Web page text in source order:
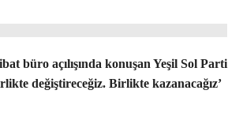
büro açılışında konuşan Yeşil Sol Parti
değiştireceğiz. Birlikte kazanacağız’